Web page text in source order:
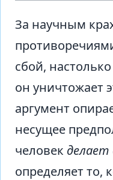
За научным
сбой,
он уничтожает
аргумент
несущее
человек делает
определяет то,